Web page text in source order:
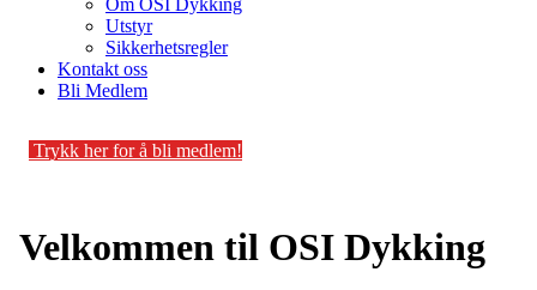
Utstyr
Sikkerhetsregler
Kontakt oss
Bli Medlem
Trykk her for å bli medlem!
Velkommen til OSI Dykking